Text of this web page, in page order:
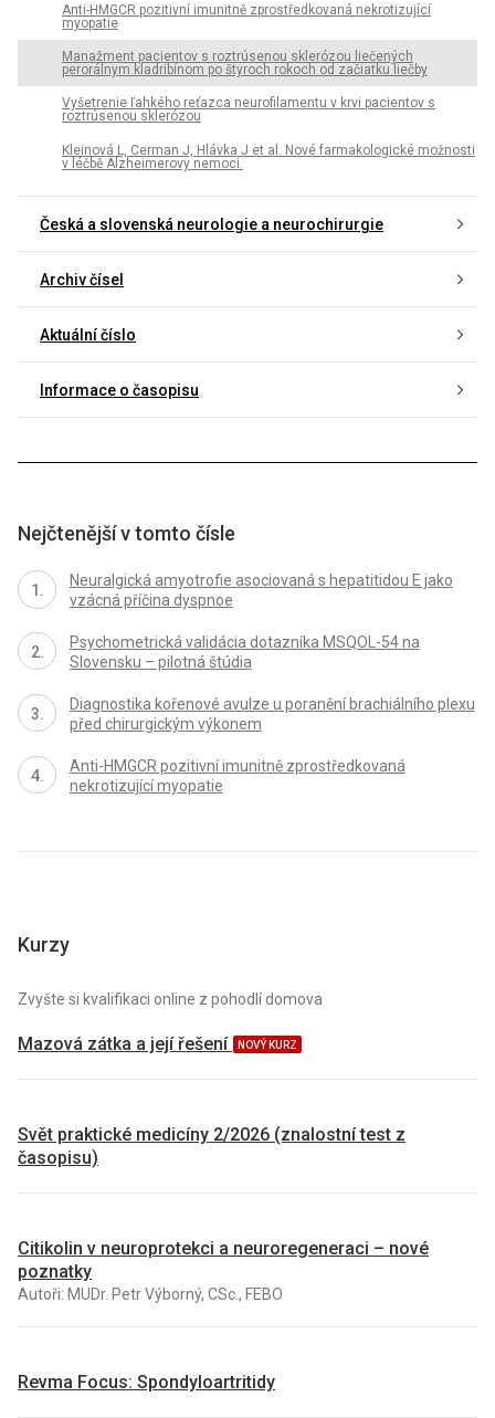
Anti-HMGCR pozitivní imunitně zprostředkovaná nekrotizující
myopatie
Manažment pacientov s roztrúsenou sklerózou liečených
perorálnym kladribínom po štyroch rokoch od začiatku liečby
Vyšetrenie ľahkého reťazca neurofilamentu v krvi pacientov s
roztrúsenou sklerózou
Kleinová L, Cerman J, Hlávka J et al. Nové farmakologické možnosti
v léčbě Alzheimerovy nemoci.
Česká a slovenská neurologie a neurochirurgie
Archiv čísel
Aktuální číslo
Informace o časopisu
Nejčtenější v tomto čísle
Neuralgická amyotrofie asociovaná s hepatitidou E jako
vzácná příčina dyspnoe
Psychometrická validácia dotazníka MSQOL-54 na
Slovensku – pilotná štúdia
Diagnostika kořenové avulze u poranění brachiálního plexu
před chirurgickým výkonem
Anti-HMGCR pozitivní imunitně zprostředkovaná
nekrotizující myopatie
Kurzy
Zvyšte si kvalifikaci online z pohodlí domova
Mazová zátka a její řešení NOVÝ KURZ
Svět praktické medicíny 2/2026 (znalostní test z
časopisu)
Citikolin v neuroprotekci a neuroregeneraci – nové
poznatky
Autoři: MUDr. Petr Výborný, CSc., FEBO
Revma Focus: Spondyloartritidy